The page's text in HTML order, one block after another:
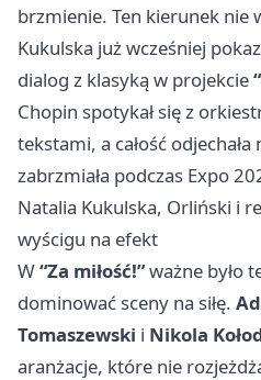
brzmienie. Ten kierunek nie
Kukulska już wcześniej
dialog z klasyką w projekcie
Chopin spotykał się z
tekstami, a całość
zabrzmiała podczas Expo
Natalia Kukulska, Orliński i
wyścigu na efekt
W“Za miłość!”ważne było
dominować sceny na siłę.
Tomaszewski i Nikola
aranżacje, które nie